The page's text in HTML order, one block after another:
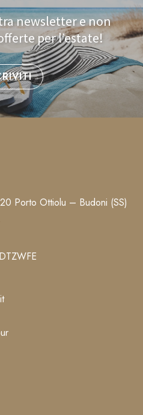
newsletter e non
per l’estate!
Porto Ottiolu – Budoni (SS)